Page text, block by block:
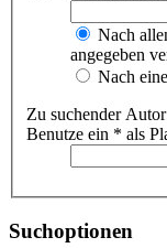
Nach
angegeben
Nach
Zu suchender
Benutze ein * als
Suchoptionen